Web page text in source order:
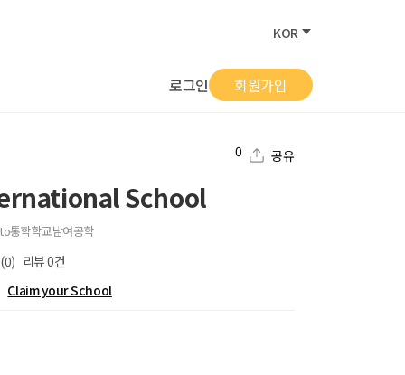
KOR
로그인 회원가입
0 공유
School
통학학교남여공학
(0) 리뷰0건
Claim your School